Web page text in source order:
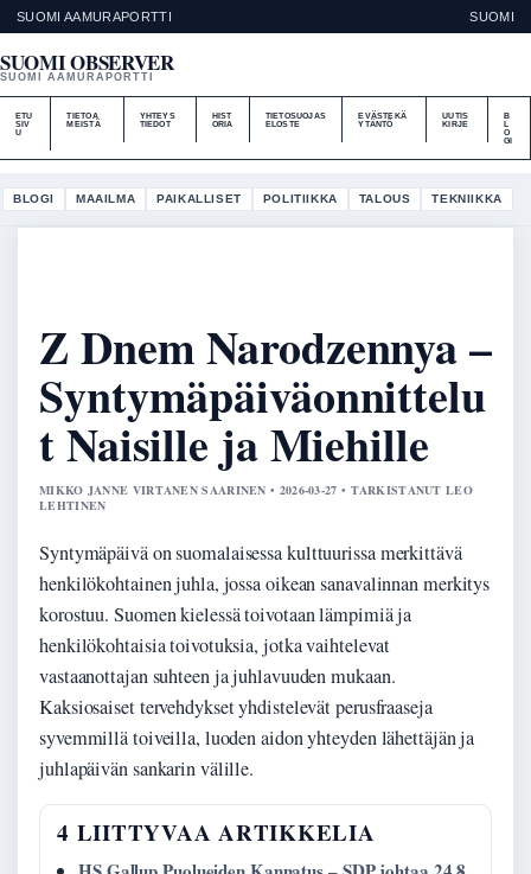
SUOMI AAMURAPORTTI SUOMI
SUOMI OBSERVER
SUOMI AAMURAPORTTI
ETU
SIV
U
TIETOA
MEISTÄ
YHTEYS
TIEDOT
HIST
ORIA
TIETOSUOJAS
ELOSTE
EVÄSTEKÄ
YTÄNTÖ
UUTIS
KIRJE
B
O
GI
BLOGI MAAILMA PAIKALLISET POLITIIKKA TALOUS TEKNIIKKA
Z Dnem Narodzennya –
Syntymäpäiväonnittelu
t Naisille ja Miehille
MIKKO JANNE VIRTANEN SAARINEN • 2026-03-27 • TARKISTANUT LEO
LEHTINEN
Syntymäpäivä on suomalaisessa kulttuurissa merkittävä
henkilökohtainen juhla, jossa oikean sanavalinnan merkitys
korostuu. Suomen kielessä toivotaan lämpimiä ja
henkilökohtaisia toivotuksia, jotka vaihtelevat
vastaanottajan suhteen ja juhlavuuden mukaan.
Kaksiosaiset tervehdykset yhdistelevät perusfraaseja
syvemmillä toiveilla, luoden aidon yhteyden lähettäjän ja
juhlapäivän sankarin välille.
4 LIITTYVAA ARTIKKELIA